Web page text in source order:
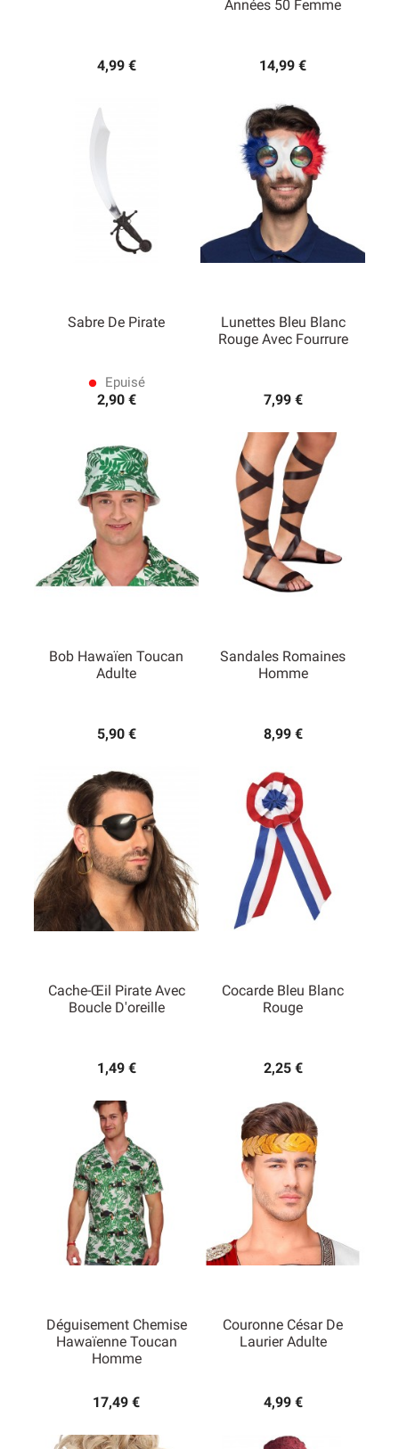
4,99 €
Années 50 Femme
14,99 €
Sabre De Pirate
lens Epuisé
2,90 €
Lunettes Bleu Blanc
Rouge Avec Fourrure
7,99 €
Bob Hawaïen Toucan
Adulte
5,90 €
Sandales Romaines
Homme
8,99 €
Cache-Œil Pirate Avec
Boucle D'oreille
1,49 €
Cocarde Bleu Blanc
Rouge
2,25 €
Déguisement Chemise
Hawaïenne Toucan
Homme
17,49 €
Couronne César De
Laurier Adulte
4,99 €